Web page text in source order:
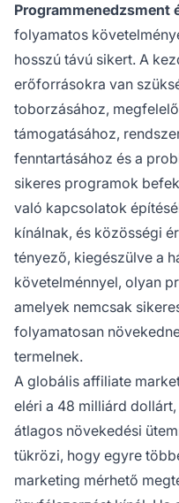
Programmenedzsment
folyamatos
hosszú távú sikert. A
erőforrásokra van
toborzásához,
támogatásához,
fenntartásához és a
sikeres programok
való kapcsolatok
kínálnak, és közösségi
tényező, kiegészülve a
követelménnyel, olyan
amelyek nemcsak
folyamatosan
termelnek.
A globális affiliate
eléri a 48 milliárd
átlagos növekedési
tükrözi, hogy egyre
marketing mérhető